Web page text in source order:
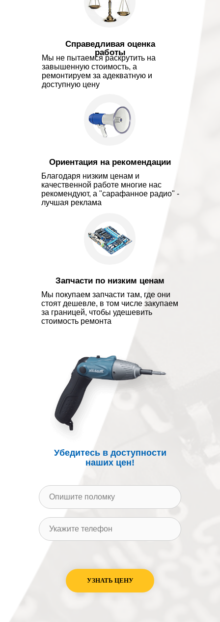
Мы не пытаемся раскрутить на
завышенную стоимость, а
ремонтируем за адекватную и
доступную цену
Справедливая оценка
работы
Благодаря низким ценам и
качественной работе многие нас
рекомендуют, а "сарафанное радио" -
лучшая реклама
Ориентация на рекомендации
Мы покупаем запчасти там, где они
стоят дешевле, в том числе закупаем
за границей, чтобы удешевить
стоимость ремонта
Запчасти по низким ценам
Убедитесь в доступности
наших цен!
УЗНАТЬ ЦЕНУ